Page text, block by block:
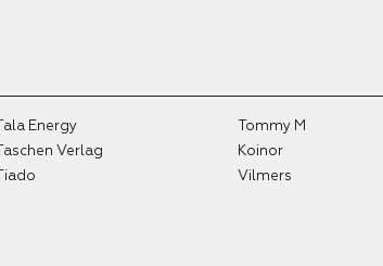
Tala Energy
Taschen Verlag
Tiado
Tommy M
Koinor
Vilmers